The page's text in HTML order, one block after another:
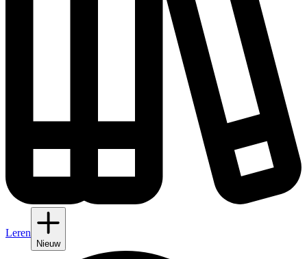
Leren
Nieuw